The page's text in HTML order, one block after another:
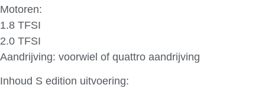
Motoren:
1.8 TFSI
2.0 TFSI
Aandrijving: voorwiel of quattro aandrijving
Inhoud S edition uitvoering: